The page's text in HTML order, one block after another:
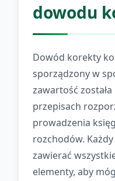
dowodu
Dowód korekty
sporządzony w
zawartość
przepisach
prowadzenia
rozchodów.
zawierać
elementy, aby